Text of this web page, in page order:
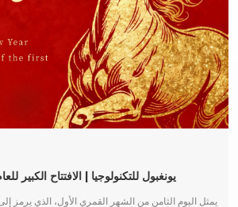
يونغبول للتكنولوجيا | الافتتاح الكبير
يمثل اليوم الثامن من الشهر القمري الأول، الذي يرمز